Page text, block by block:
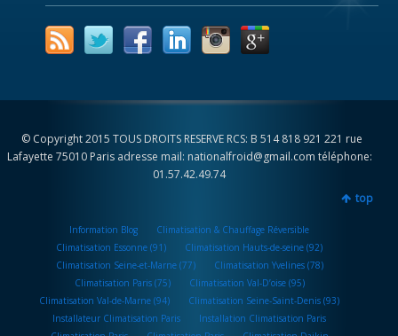
© Copyright 2015 TOUS DROITS RESERVE RCS: B 514 818 921 221 rue
Lafayette 75010 Paris adresse mail: nationalfroid@gmail.com téléphone:
01.57.42.49.74
top
Information Blog
Climatisation & Chauffage Réversible
Climatisation Essonne (91)
Climatisation Hauts-de-seine (92)
Climatisation Seine-et-Marne (77)
Climatisation Yvelines (78)
Climatisation Paris (75)
Climatisation Val-D’oise (95)
Climatisation Val-de-Marne (94)
Climatisation Seine-Saint-Denis (93)
Installateur Climatisation Paris
Installation Climatisation Paris